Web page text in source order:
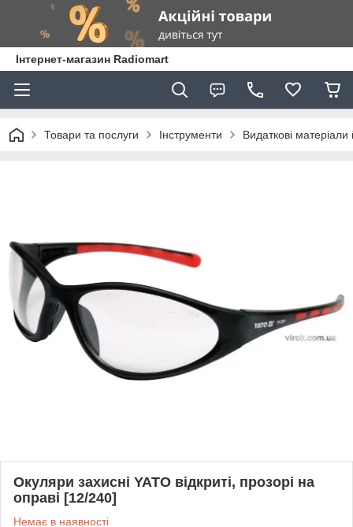
Інтернет-магазин Radiomart
Товари та послуги Інструменти Видаткові
Окуляри захисні YATO відкриті, прозорі на
оправі [12/240]
Немає в наявності